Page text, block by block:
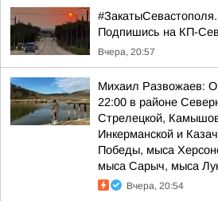
Подпишись на КП-
Вчера, 20:57
Михаил Развожаев:
22:00 в районе
Стрелецкой,
Инкерманской и
Победы, мыса
мыса Сарыч, мыса
Вчера, 20:54